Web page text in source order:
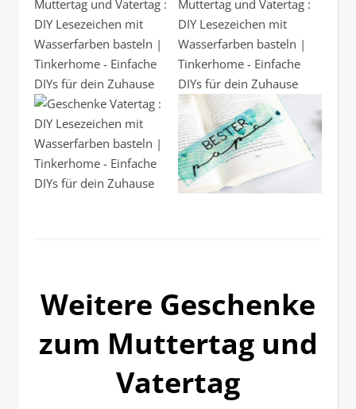
Weitere Geschenke
zum Muttertag und
Vatertag